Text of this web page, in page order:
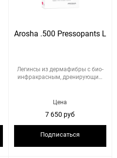
Arosha .500 Pressopants L
Легинсы из дермафибры с био-
инфракрасным, дренирующим
Цена
7 650 руб
Подписаться